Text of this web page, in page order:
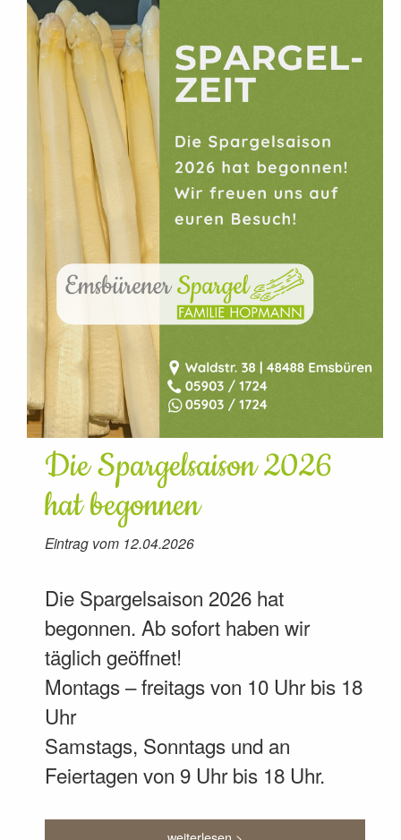
Die Spargelsaison 2026
hat begonnen
Eintrag vom 12.04.2026
Die Spargelsaison 2026 hat
begonnen. Ab sofort haben wir
täglich geöffnet!
Montags – freitags von 10 Uhr bis 18
Uhr
Samstags, Sonntags und an
Feiertagen von 9 Uhr bis 18 Uhr.